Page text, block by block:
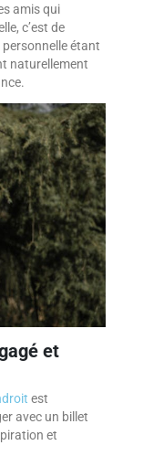
amis qui
c’est de
étant
naturellement
et
est
avec un billet
et